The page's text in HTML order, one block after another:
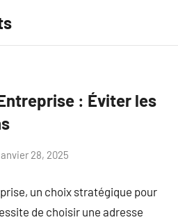
: Éviter les
28, 2025
un choix stratégique pour
de choisir une adresse